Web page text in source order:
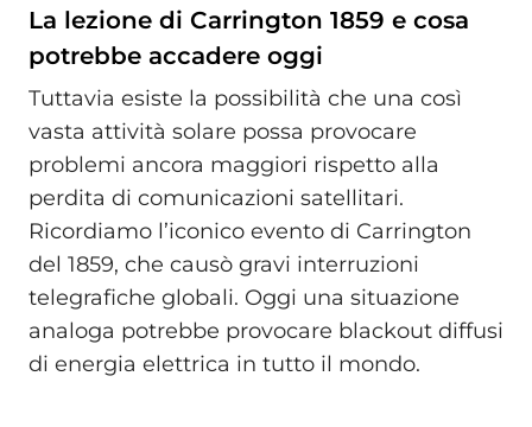
La lezione di Carrington 1859 e cosa
potrebbe accadere oggi
Tuttavia esiste la possibilità che una così
vasta attività solare possa provocare
problemi ancora maggiori rispetto alla
perdita di comunicazioni satellitari.
Ricordiamo l’iconico evento di Carrington
del 1859, che causò gravi interruzioni
telegrafiche globali. Oggi una situazione
analoga potrebbe provocare blackout diffusi
di energia elettrica in tutto il mondo.